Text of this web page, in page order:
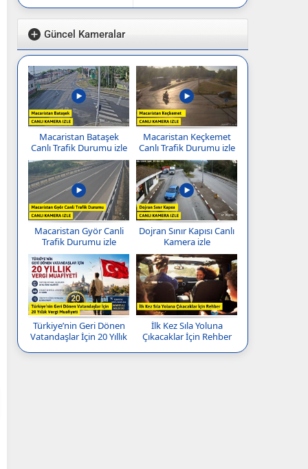
Güncel Kameralar
Macaristan Bataşek
Canlı Trafik Durumu izle
Macaristan Keçkemet
Canlı Trafik Durumu izle
Macaristan Györ Canli
Trafik Durumu izle
Dojran Sınır Kapısı Canlı
Kamera izle
Türkiye’nin Geri Dönen
Vatandaşlar İçin 20 Yıllık
İlk Kez Sıla Yoluna
Çıkacaklar İçin Rehber